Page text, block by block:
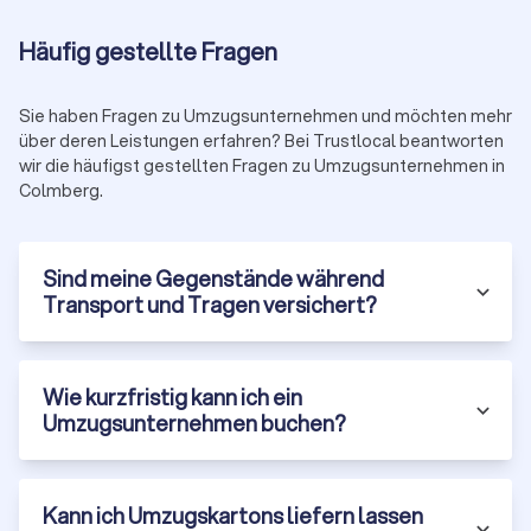
Kilometerpauschale Fernumzug: 0,50 bis 1,50 € pro
Verpackungsmaterial: 50 bis 200 €
Packservice: 100 bis 300 €
Montage/Demontage: 50 bis 150 € je Möbelstück
oder Etagen ohne Aufzug, Wochenend- und
Feiertagszuschläge, Spezialtransporte wie Klavier,
Kunstobjekte oder Tresore.
Umzugskosten-Seite . Dort finden Sie auch spezifische
Informationen zuinternationalen Umzugskosten
und weiteren
Spezialfällen.
Tipp:Ein Festpreis reduziert das Risiko, wenn alle
Häufig gestellte Fragen
Sie haben Fragen zu Umzugsunternehmen und möchten mehr
über deren Leistungen erfahren? Bei Trustlocal beantworten
wir die häufigst gestellten Fragen zu Umzugsunternehmen in
Colmberg.
Sind meine Gegenstände während
Transport und Tragen versichert?
Wie kurzfristig kann ich ein
Umzugsunternehmen buchen?
Kann ich Umzugskartons liefern lassen